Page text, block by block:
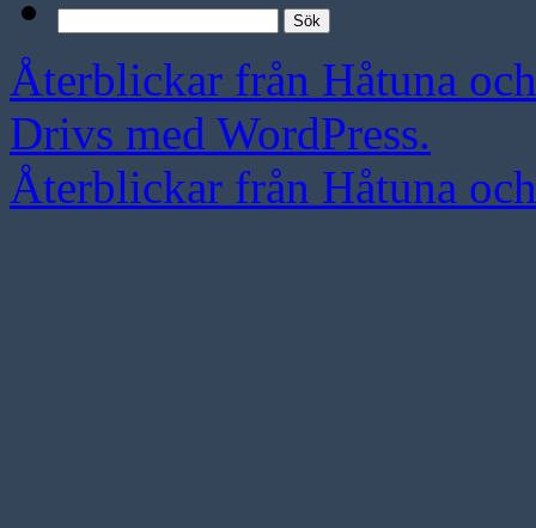
efter:
Återblickar från Håtuna
Drivs med WordPress.
Återblickar från Håtuna